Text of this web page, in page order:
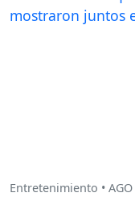
Entretenimiento •